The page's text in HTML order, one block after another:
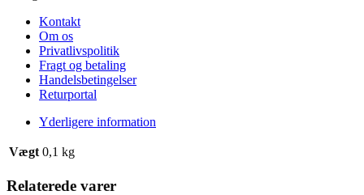
Kontakt
Om os
Privatlivspolitik
Fragt og betaling
Handelsbetingelser
Returportal
Yderligere information
Vægt 0,1 kg
Relaterede varer